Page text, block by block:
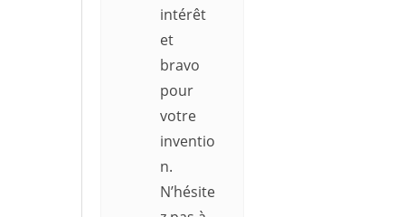
intérêt
et
bravo
pour
votre
inventio
n.
N’hésite